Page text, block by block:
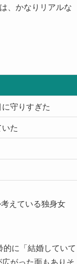
、かなりリアルな
守りすぎた
た
えている独身女
に「結婚していて